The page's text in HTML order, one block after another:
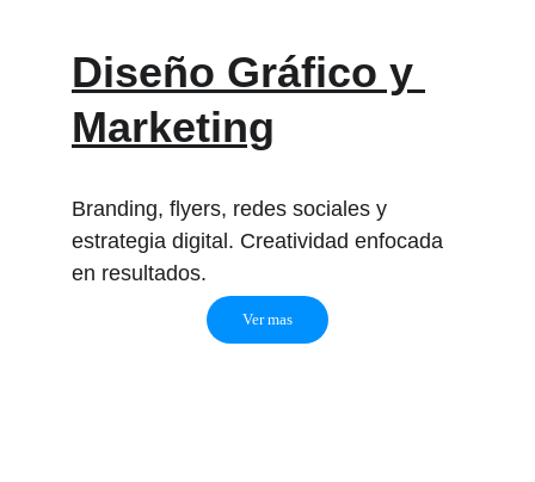
Diseño Gráfico y
Marketing
Branding, flyers, redes sociales y
estrategia digital. Creatividad enfocada
en resultados.
Ver mas